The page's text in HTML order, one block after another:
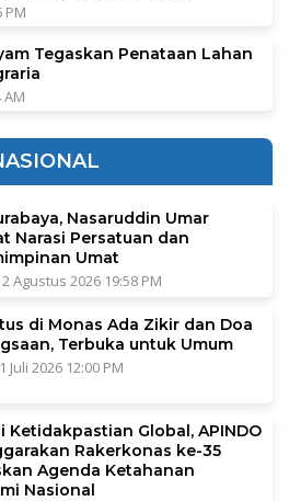
PM
Tegaskan Penataan Lahan
AM
Nasaruddin Umar
Narasi Persatuan dan
Umat
Agustus 2026 19:58 PM
di Monas Ada Zikir dan Doa
Terbuka untuk Umum
Juli 2026 12:00 PM
Ketidakpastian Global, APINDO
Rakerkonas ke-35
Agenda Ketahanan
Nasional